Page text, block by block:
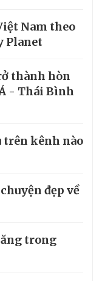
Nam theo
Planet
thành hòn
- Thái Bình
trên kênh nào
đẹp về
trong